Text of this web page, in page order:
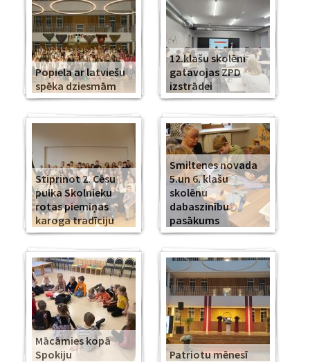
Popiela ar latviešu
spēka dziesmām
12.klašu skolēni
gatavojas ZPD
izstrādei
Stiprinot 2. Cēsu
pulka Skolnieku
rotas piemiņas
karoga tradīciju
Smiltenes novada
5.un 6. klašu
skolēnu
dabaszinību
pasākums
Mācāmies kopā
Spokiju
Patriotu mēnesī